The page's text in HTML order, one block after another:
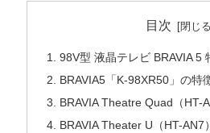
目次
98V型 液晶テレビ BRAVIA 5
BRAVIA5「K-98XR50」の特
BRAVIA Theatre Quad（HT-
BRAVIA Theater U（HT-AN7